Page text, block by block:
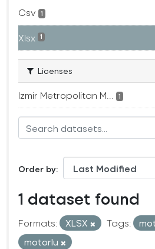
Csv 1
Xlsx 1
Licenses
Izmir Metropolitan M... 1
Order by
1 dataset found
Formats: XLSX Tags:
motorlu